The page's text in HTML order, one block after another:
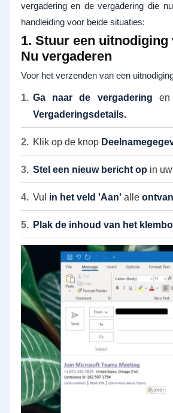
vergadering en de vergadering die
handleiding voor beide situaties:
1. Stuur een
Nu vergaderen
Voor het verzenden van een
Ga naar de vergadering
Vergaderingsdetails.
Klik op de knop
Stel een nieuw bericht op in
Vul in het veld 'Aan' alle
Plak de inhoud van het